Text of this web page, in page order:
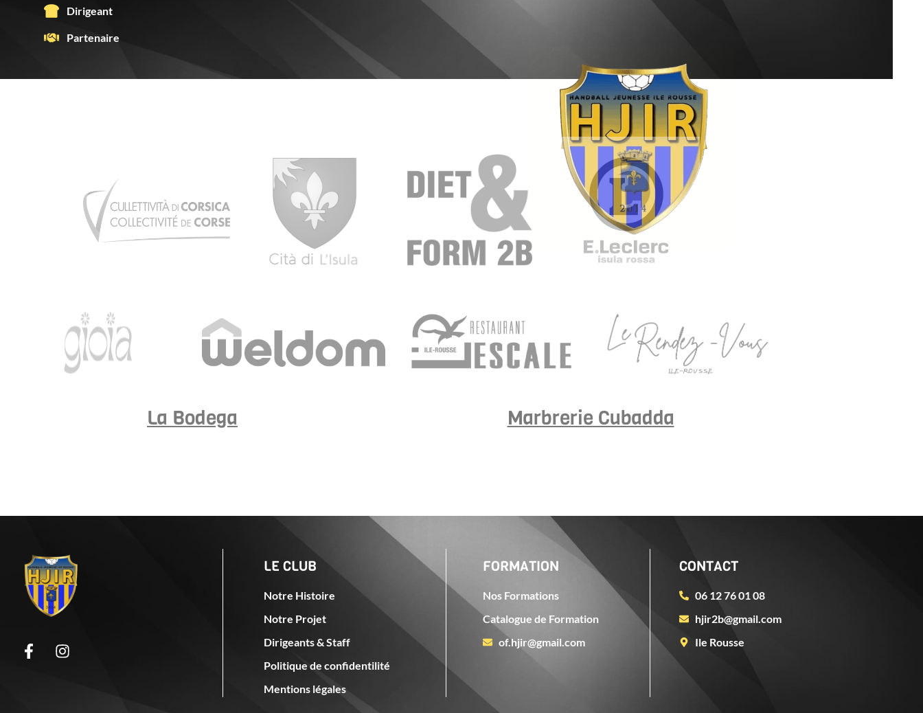
Dirigeant
Partenaire
La Bodega Marbrerie Cubadda
LE CLUB
Notre Histoire
Notre Projet
Dirigeants & Staff
Politique de confidentilité
Mentions légales
FORMATION
Nos Formations
Catalogue de Formation
of.hjir@gmail.com
CONTACT
06 12 76 01 08
hjir2b@gmail.com
Ile Rousse